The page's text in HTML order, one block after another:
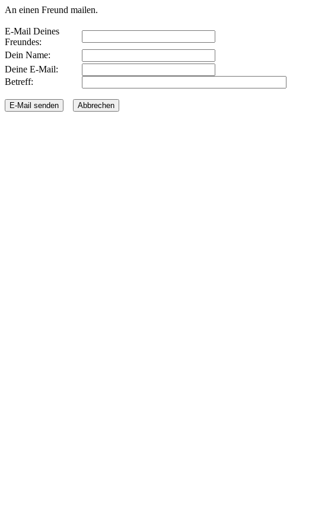
An einen Freund mailen.
E-Mail Deines
Freundes:
Dein Name:
Deine E-Mail:
Betreff: